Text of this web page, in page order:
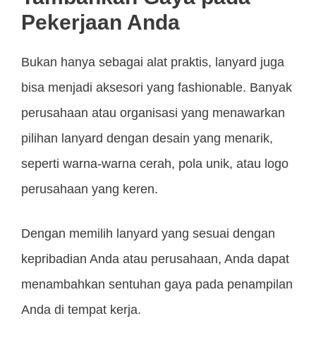
Pekerjaan Anda
Bukan hanya sebagai alat praktis, lanyard juga
bisa menjadi aksesori yang fashionable. Banyak
perusahaan atau organisasi yang menawarkan
pilihan lanyard dengan desain yang menarik,
seperti warna-warna cerah, pola unik, atau logo
perusahaan yang keren.
Dengan memilih lanyard yang sesuai dengan
kepribadian Anda atau perusahaan, Anda dapat
menambahkan sentuhan gaya pada penampilan
Anda di tempat kerja.